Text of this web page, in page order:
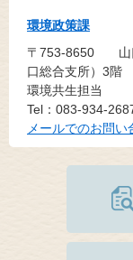
環境政策課
〒753-8650
口総合支所）3階
環境共生担当
Tel：083-934-
メールでのお問い